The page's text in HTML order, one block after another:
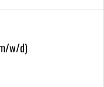
w/d)